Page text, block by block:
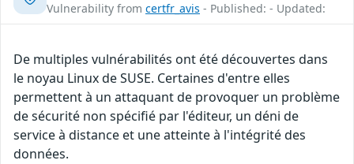
Vulnerability from certfr_avis - Published: - Updated:
De multiples vulnérabilités ont été découvertes dans
le noyau Linux de SUSE. Certaines d'entre elles
permettent à un attaquant de provoquer un problème
de sécurité non spécifié par l'éditeur, un déni de
service à distance et une atteinte à l'intégrité des
données.